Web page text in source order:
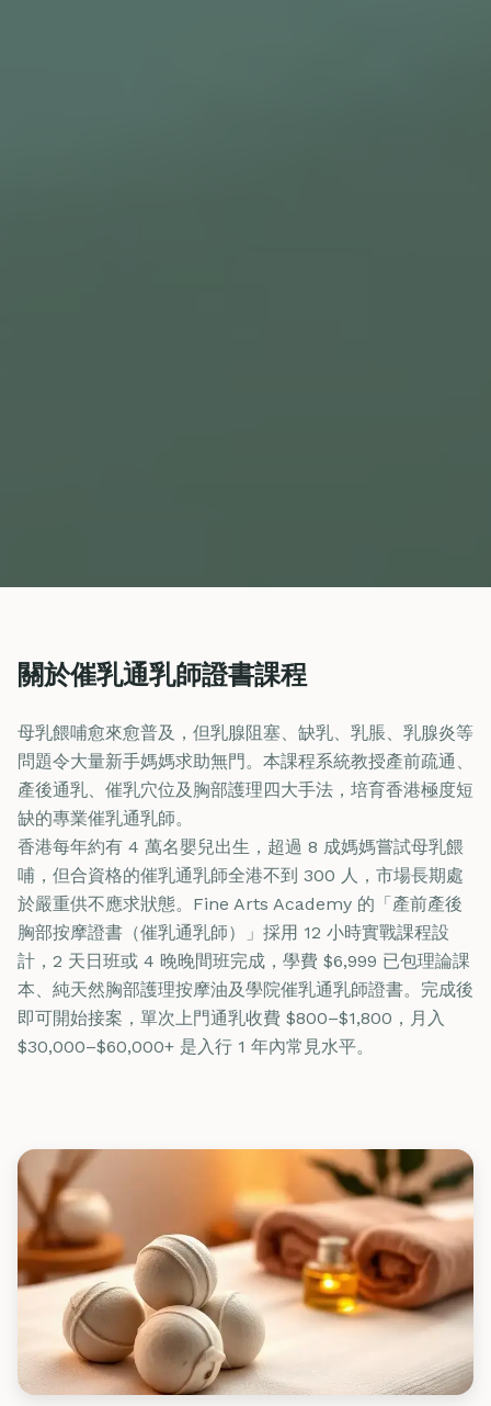
關於催乳通乳師證書課程
母乳餵哺愈來愈普及，但乳腺阻塞、缺乳、乳脹、乳腺炎等
問題令大量新手媽媽求助無門。本課程系統教授產前疏通、
產後通乳、催乳穴位及胸部護理四大手法，培育香港極度短
缺的專業催乳通乳師。
香港每年約有 4 萬名嬰兒出生，超過 8 成媽媽嘗試母乳餵
哺，但合資格的催乳通乳師全港不到 300 人，市場長期處
於嚴重供不應求狀態。Fine Arts Academy 的「產前產後
胸部按摩證書（催乳通乳師）」採用 12 小時實戰課程設
計，2 天日班或 4 晚晚間班完成，學費 $6,999 已包理論課
本、純天然胸部護理按摩油及學院催乳通乳師證書。完成後
即可開始接案，單次上門通乳收費 $800–$1,800，月入
$30,000–$60,000+ 是入行 1 年內常見水平。